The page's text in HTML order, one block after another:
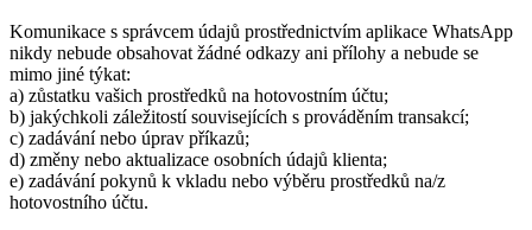
Komunikace s správcem údajů prostřednictvím aplikace WhatsApp
nikdy nebude obsahovat žádné odkazy ani přílohy a nebude se
mimo jiné týkat:
a) zůstatku vašich prostředků na hotovostním účtu;
b) jakýchkoli záležitostí souvisejících s prováděním transakcí;
c) zadávání nebo úprav příkazů;
d) změny nebo aktualizace osobních údajů klienta;
e) zadávání pokynů k vkladu nebo výběru prostředků na/z
hotovostního účtu.